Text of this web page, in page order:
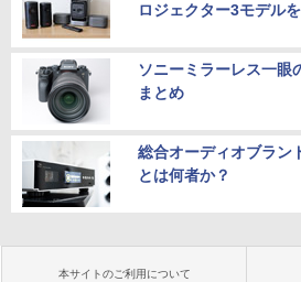
ロジェクター3モデル
ソニーミラーレス一眼
まとめ
総合オーディオブラン
とは何者か？
本サイトのご利用について